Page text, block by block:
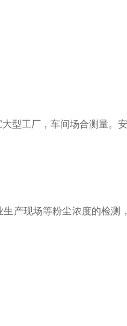
型工厂，车间场合测量。安
产现场等粉尘浓度的检测